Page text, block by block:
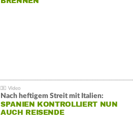
Nach heftigem Streit mit Italien:
SPANIEN KONTROLLIERT NUN
AUCH REISENDE